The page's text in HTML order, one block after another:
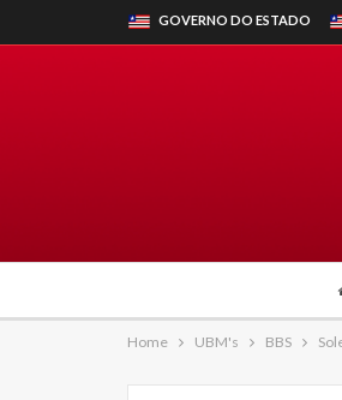
GOVERNO DO ESTADO
Home UBM's BBS